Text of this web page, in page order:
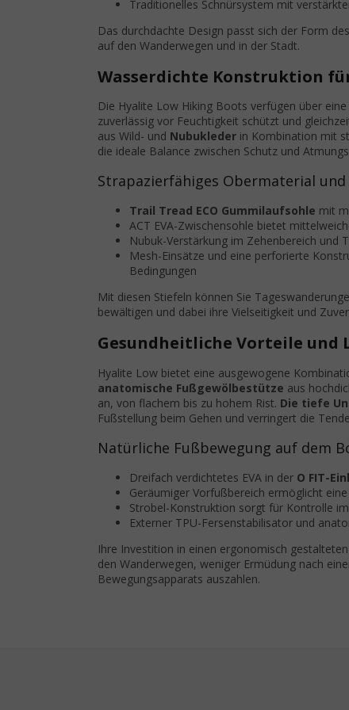
Traditionelles Schnürsystem mit
Das durchdachte Design passt sich der Form
auf den Wanderwegen und in der Stadt.
Wasserdichte Konstruktion
Die Hyalite Low Hiking Boots verfügen über
zuverlässig vor Feuchtigkeit schützt und
aus Wild- und Nubukleder in Kombination mit
die ideale Balance zwischen Schutz und
Strapazierfähiges Obermaterial
Trail Tread ECO Gummilaufsohle mit
ACT EVA-Zwischensohle bietet
Nubuk-Verstärkung im Zehenbereich und
Mesh-Einsätze und eine perforierte
Bedingungen
Mit diesen Stiefeln können Sie
bewältigen und dabei ihre Vielseitigkeit und
Gesundheitliche Vorteile und
Hyalite Low bietet eine ausgewogene
anatomische Fußgewölbestütze aus
an, von flachem bis zu hohem Rist. Die tiefe
Fußstellung beim Gehen und verringert die
Natürliche Fußbewegung auf dem
Dreifach verdichtetes EVA in der O FIT-
Geräumiger Vorfußbereich ermöglicht
Strobel-Konstruktion sorgt für Kontrolle
Externer TPU-Fersenstabilisator und
Ihre Investition in einen ergonomisch
den Wanderwegen, weniger Ermüdung nach
Bewegungsapparats auszahlen.